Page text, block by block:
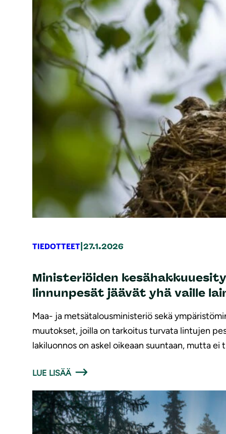
TIEDOTTEET 27.1.2026
Ministeriöiden
linnunpesät jäävät yhä vaille
Maa- ja metsätalousministeriö sekä
muutokset, joilla on tarkoitus turvata lintujen
lakiluonnos on askel oikeaan suuntaan, mutta ei
LUE LISÄÄ